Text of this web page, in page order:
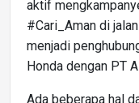
aktif
#Cari_Aman di
menjadi
Honda dengan PT
Ada beberapa hal